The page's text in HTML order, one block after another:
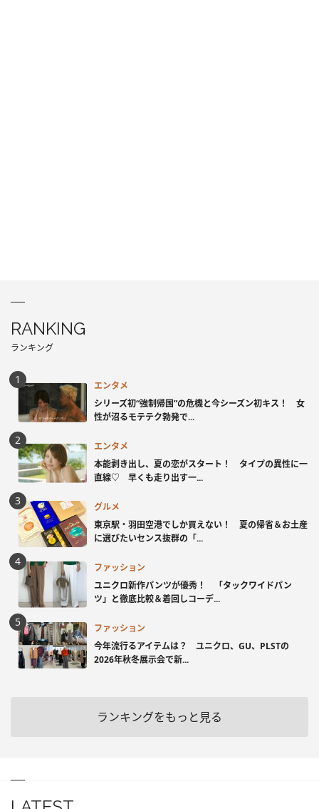
RANKING
ランキング
エンタメ
シリーズ初“強制帰国”の危機と今シーズン初キス！ 女
性が沼るモテテク勃発で...
エンタメ
本能剥き出し、夏の恋がスタート！ タイプの異性に一
直線♡ 早くも走り出す一...
グルメ
東京駅・羽田空港でしか買えない！ 夏の帰省＆お土産
に選びたいセンス抜群の「...
ファッション
ユニクロ新作パンツが優秀！ 「タックワイドパン
ツ」と徹底比較＆着回しコーデ...
ファッション
今年流行るアイテムは？ ユニクロ、GU、PLSTの
2026年秋冬展示会で新...
ランキングをもっと見る